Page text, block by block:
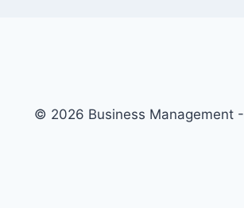
© 2026 Business Management -